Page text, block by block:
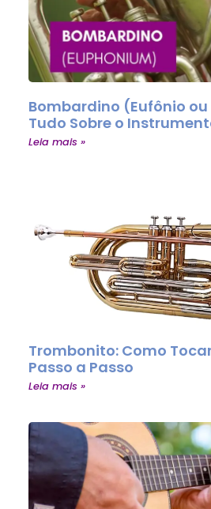
Bombardino (Eufônio
Tudo Sobre o
Leia mais »
Trombonito: Como
Passo a Passo
Leia mais »